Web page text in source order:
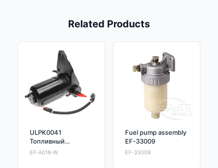
Related Products
ULPK0041
Топливный
подъемный насос
EF-A018-W
Fuel pump assembly
EF-33009
EF-33009